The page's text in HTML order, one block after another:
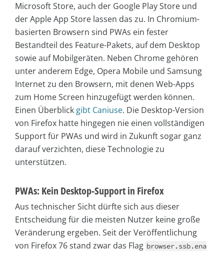
Microsoft Store, auch der Google Play Store und
der Apple App Store lassen das zu. In Chromium-
basierten Browsern sind PWAs ein fester
Bestandteil des Feature-Pakets, auf dem Desktop
sowie auf Mobilgeräten. Neben Chrome gehören
unter anderem Edge, Opera Mobile und Samsung
Internet zu den Browsern, mit denen Web-Apps
zum Home Screen hinzugefügt werden können.
Einen Überblick gibt Caniuse. Die Desktop-Version
von Firefox hatte hingegen nie einen vollständigen
Support für PWAs und wird in Zukunft sogar ganz
darauf verzichten, diese Technologie zu
unterstützen.
PWAs: Kein Desktop-Support in Firefox
Aus technischer Sicht dürfte sich aus dieser
Entscheidung für die meisten Nutzer keine große
Veränderung ergeben. Seit der Veröffentlichung
von Firefox 76 stand zwar das Flag browser.ssb.ena